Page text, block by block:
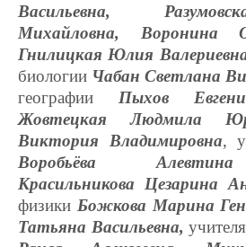
Васильевна,
Михайловна, Воронина
Гнилицкая Юлия
биологии Чабан Светлана
географии Пыхов
Жовтецкая Людмила
Виктория Владимировна,
Воробьёва
Красильникова Цезарина
физики Божкова Марина
Татьяна Васильевна,